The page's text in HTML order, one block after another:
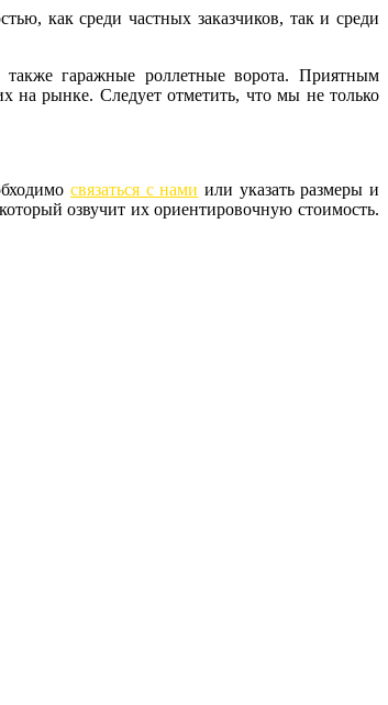
как среди частных заказчиков, так и среди
гаражные роллетные ворота. Приятным
на рынке. Следует отметить, что мы не только
связаться с нами или указать размеры и
озвучит их ориентировочную стоимость.